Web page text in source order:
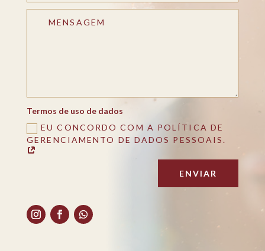
Termos de uso de dados
EU CONCORDO COM A POLÍTICA DE
GERENCIAMENTO DE DADOS PESSOAIS.
ENVIAR